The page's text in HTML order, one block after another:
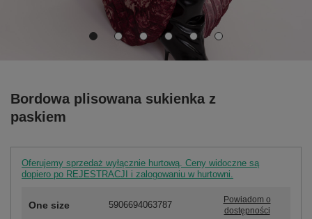
Bordowa plisowana sukienka z
paskiem
Oferujemy sprzedaż wyłącznie hurtową. Ceny widoczne są
dopiero po REJESTRACJI i zalogowaniu w hurtowni.
One size 5906694063787
Powiadom o
dostępności